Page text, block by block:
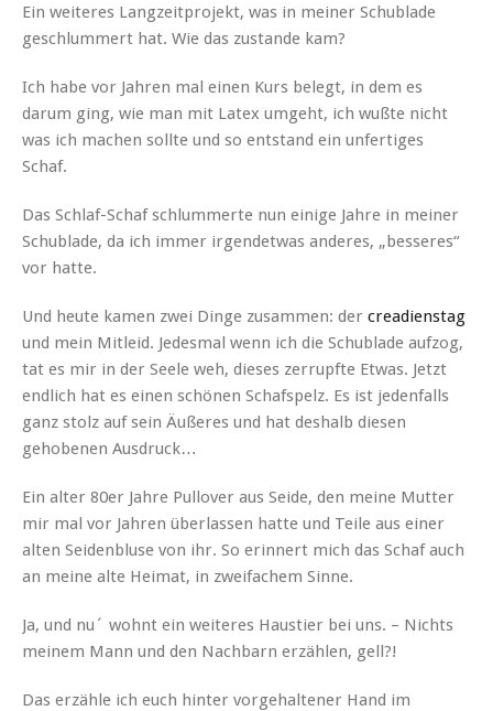
Ein weiteres Langzeitprojekt, was in meiner Schublade
geschlummert hat. Wie das zustande kam?
Ich habe vor Jahren mal einen Kurs belegt, in dem es
darum ging, wie man mit Latex umgeht, ich wußte nicht
was ich machen sollte und so entstand ein unfertiges
Schaf.
Das Schlaf-Schaf schlummerte nun einige Jahre in meiner
Schublade, da ich immer irgendetwas anderes, „besseres“
vor hatte.
Und heute kamen zwei Dinge zusammen: der creadienstag
und mein Mitleid. Jedesmal wenn ich die Schublade aufzog,
tat es mir in der Seele weh, dieses zerrupfte Etwas. Jetzt
endlich hat es einen schönen Schafspelz. Es ist jedenfalls
ganz stolz auf sein Äußeres und hat deshalb diesen
gehobenen Ausdruck…
Ein alter 80er Jahre Pullover aus Seide, den meine Mutter
mir mal vor Jahren überlassen hatte und Teile aus einer
alten Seidenbluse von ihr. So erinnert mich das Schaf auch
an meine alte Heimat, in zweifachem Sinne.
Ja, und nu´ wohnt ein weiteres Haustier bei uns. – Nichts
meinem Mann und den Nachbarn erzählen, gell?!
Das erzähle ich euch hinter vorgehaltener Hand im